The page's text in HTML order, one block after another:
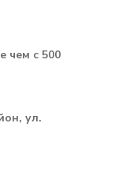
чем с 500
ул.